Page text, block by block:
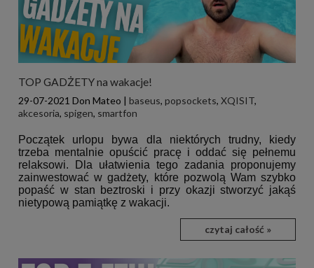
TOP GADŻETY na wakacje!
29-07-2021 Don Mateo | baseus, popsockets, XQISIT,
akcesoria, spigen, smartfon
Początek urlopu bywa dla niektórych trudny, kiedy
trzeba mentalnie opuścić pracę i oddać się pełnemu
relaksowi. Dla ułatwienia tego zadania proponujemy
zainwestować w gadżety, które pozwolą Wam szybko
popaść w stan beztroski i przy okazji stworzyć jakąś
nietypową pamiątkę z wakacji.
czytaj całość »